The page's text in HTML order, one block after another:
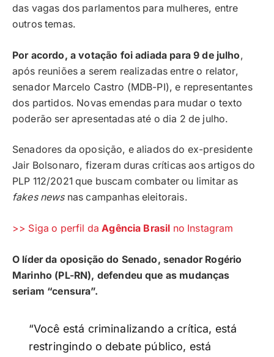
das vagas dos parlamentos para mulheres, entre
outros temas.
Por acordo, a votação foi adiada para 9 de julho,
após reuniões a serem realizadas entre o relator,
senador Marcelo Castro (MDB-PI), e representantes
dos partidos. Novas emendas para mudar o texto
poderão ser apresentadas até o dia 2 de julho.
Senadores da oposição, e aliados do ex-presidente
Jair Bolsonaro, fizeram duras críticas aos artigos do
PLP 112/2021 que buscam combater ou limitar as
fakes newsnas campanhas eleitorais.
>> Siga o perfil daAgência Brasil no Instagram
O líder da oposição do Senado, senador Rogério
Marinho (PL-RN), defendeu que as mudanças
seriam “censura”.
“Você está criminalizando a crítica, está
restringindo o debate público, está